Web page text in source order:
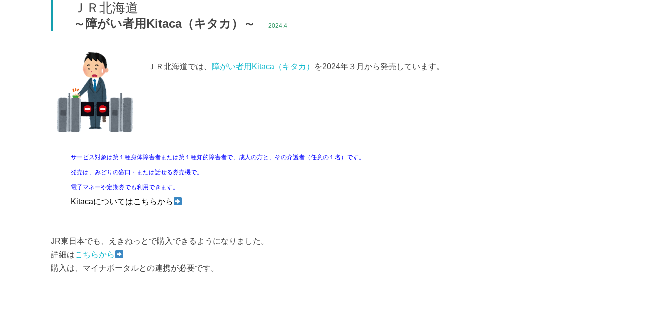
ＪＲ北海道
～障がい者用Kitaca（キタカ）～ 2024.4
ＪＲ北海道では、 障がい者用Kitaca（キタカ） を2024年３月から発売しています。
サービス対象は第１種身体障害者または第１種知的障害者で、成人の方と、その介護者（任意の１名）です。
発売は、みどりの窓口・または話せる券売機で。
電子マネーや定期券でも利用できます。
Kitacaについてはこちらから
JR東日本でも、えきねっとで購入できるようになりました。
詳細はこちらから
購入は、マイナポータルとの連携が必要です。